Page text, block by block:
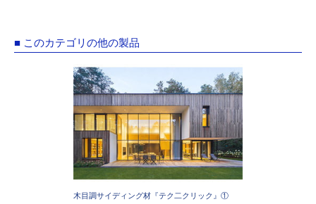
■ このカテゴリの他の製品
木目調サイディング材『テク二クリック』①